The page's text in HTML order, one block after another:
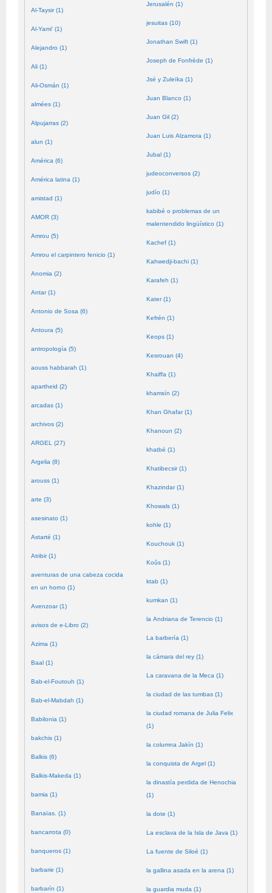
Al-Taysir (1)
Al-Yami' (1)
Alejandro (1)
Ali (1)
Ali-Osmán (1)
almées (1)
Alpujarras (2)
alun (1)
América (6)
América latina (1)
amistad (1)
AMOR (3)
Amrou (5)
Amrou el carpintero fenicio (1)
Anomia (2)
Antar (1)
Antonio de Sosa (6)
Antoura (5)
antropología (5)
aouss habbarah (1)
apartheid (2)
arcadas (1)
archivos (2)
ARGEL (27)
Argelia (8)
arouss (1)
arte (3)
asesinato (1)
Astarté (1)
Atribir (1)
aventuras de una cabeza cocida
en un horno (1)
Avenzoar (1)
avisos de e-Libro (2)
Azima (1)
Baal (1)
Bab-el-Foutouh (1)
Bab-el-Mabdah (1)
Babilonia (1)
bakchis (1)
Balkis (6)
Balkis-Makeda (1)
bamia (1)
Banaïas. (1)
bancarrota (0)
banqueros (1)
barbarie (1)
barbarín (1)
Jerusalén (1)
jesuitas (10)
Jonathan Swift (1)
Joseph de Fonfrède (1)
Jsé y Zuleïka (1)
Juan Blanco (1)
Juan Gil (2)
Juan Luis Alzamora (1)
Jubal (1)
judeoconversos (2)
judío (1)
kabibé o problemas de un
malentendido lingüístico (1)
Kachef (1)
Kahwedji-bachi (1)
Karafeh (1)
Kater (1)
Kefrén (1)
Keops (1)
Kesrouan (4)
Khaiffa (1)
khamsín (2)
Khan Ghafar (1)
Khanoun (2)
khatbé (1)
Khatibecsir (1)
Khazindar (1)
Khowals (1)
kohle (1)
Kouchouk (1)
Koûs (1)
ktab (1)
kumkan (1)
la Andriana de Terencio (1)
La barbería (1)
la cámara del rey (1)
La caravana de la Meca (1)
la ciudad de las tumbas (1)
la ciudad romana de Julia Felix
(1)
la columna Jakín (1)
la conquista de Argel (1)
la dinastía perdida de Henochia
(1)
la dote (1)
La esclava de la Isla de Java (1)
La fuente de Siloé (1)
la gallina asada en la arena (1)
la guardia muda (1)